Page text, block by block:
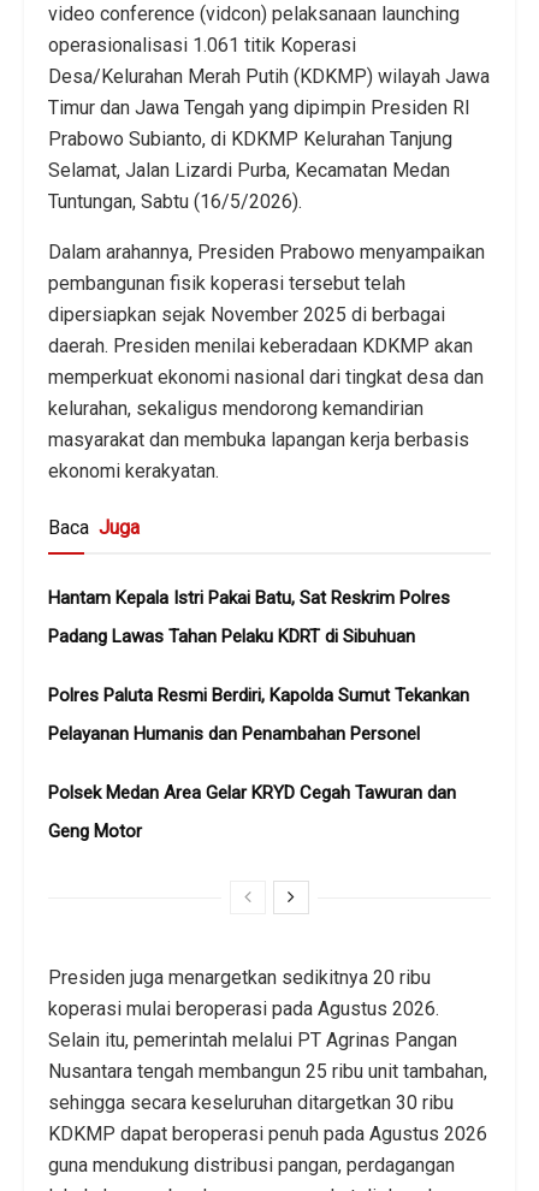
video conference (vidcon) pelaksanaan launching
operasionalisasi 1.061 titik Koperasi
Desa/Kelurahan Merah Putih (KDKMP) wilayah Jawa
Timur dan Jawa Tengah yang dipimpin Presiden RI
Prabowo Subianto, di KDKMP Kelurahan Tanjung
Selamat, Jalan Lizardi Purba, Kecamatan Medan
Tuntungan, Sabtu (16/5/2026).
Dalam arahannya, Presiden Prabowo menyampaikan
pembangunan fisik koperasi tersebut telah
dipersiapkan sejak November 2025 di berbagai
daerah. Presiden menilai keberadaan KDKMP akan
memperkuat ekonomi nasional dari tingkat desa dan
kelurahan, sekaligus mendorong kemandirian
masyarakat dan membuka lapangan kerja berbasis
ekonomi kerakyatan.
Baca Juga
Hantam Kepala Istri Pakai Batu, Sat Reskrim Polres
Padang Lawas Tahan Pelaku KDRT di Sibuhuan
Polres Paluta Resmi Berdiri, Kapolda Sumut Tekankan
Pelayanan Humanis dan Penambahan Personel
Polsek Medan Area Gelar KRYD Cegah Tawuran dan
Geng Motor
Presiden juga menargetkan sedikitnya 20 ribu
koperasi mulai beroperasi pada Agustus 2026.
Selain itu, pemerintah melalui PT Agrinas Pangan
Nusantara tengah membangun 25 ribu unit tambahan,
sehingga secara keseluruhan ditargetkan 30 ribu
KDKMP dapat beroperasi penuh pada Agustus 2026
guna mendukung distribusi pangan, perdagangan